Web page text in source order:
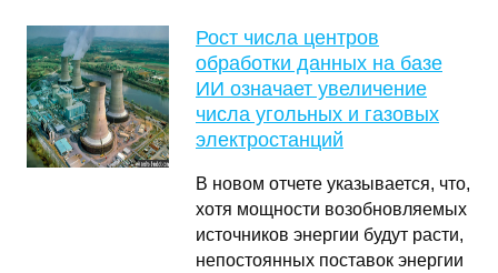
Рост числа центров
обработки данных на базе
ИИ означает увеличение
числа угольных и газовых
электростанций
В новом отчете указывается, что,
хотя мощности возобновляемых
источников энергии будут расти,
непостоянных поставок энергии